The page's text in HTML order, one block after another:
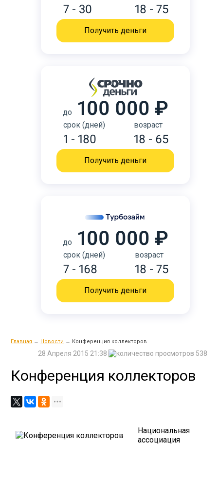
7 - 30 18 - 75
Получить деньги
до 100 000 ₽
срок (дней)
1 - 180
возраст
18 - 65
Получить деньги
до 100 000 ₽
срок (дней)
7 - 168
возраст
18 - 75
Получить деньги
Главная → Новости → Конференция коллекторов
538
28 Апреля 2015 21:38
Конференция коллекторов
Национальная
ассоциация